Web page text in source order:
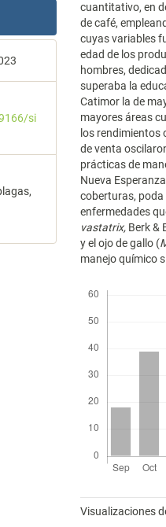
si
cuantitativo, en
de café,
cuyas variables
edad de los
hombres,
superaba la
Catimor la de
mayores áreas
los rendimientos
de venta
prácticas de
Nueva
coberturas,
enfermedades
vastatrix, Berk &
y el ojo de gallo (
manejo químico
Visualizaciones